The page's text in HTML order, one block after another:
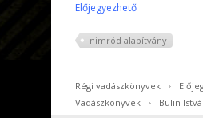
Előjegyezhető
nimród alapítvány
Régi vadászkönyvek
Vadászkönyvek
Bulin